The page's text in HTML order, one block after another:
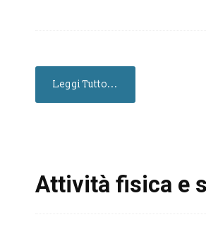
Leggi Tutto...
Attività fisica e